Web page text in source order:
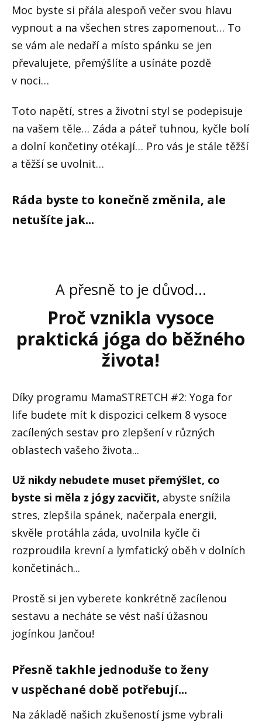
Moc byste si přála alespoň večer svou hlavu
vypnout a na všechen stres zapomenout… To
se vám ale nedaří a místo spánku se jen
převalujete, přemýšlíte a usínáte pozdě
v noci…
Toto napětí, stres a životní styl se podepisuje
na vašem těle… Záda a páteř tuhnou, kyčle bolí
a dolní končetiny otékají… Pro vás je stále těžší
a těžší se uvolnit…
Ráda byste to konečně změnila, ale
netušíte jak...
A přesně to je důvod...
Proč vznikla vysoce
praktická jóga do běžného
života!
Díky programu MamaSTRETCH #2: Yoga for
life budete mít k dispozici celkem 8 vysoce
zacílených sestav pro zlepšení v různých
oblastech vašeho života...
Už nikdy nebudete muset přemýšlet, co
byste si měla z jógy zacvičit, abyste snížila
stres, zlepšila spánek, načerpala energii,
skvěle protáhla záda, uvolnila kyčle či
rozproudila krevní a lymfatický oběh v dolních
končetinách...
Prostě si jen vyberete konkrétně zacílenou
sestavu a necháte se vést naší úžasnou
jogínkou Jančou!
Přesně takhle jednoduše to ženy
v uspěchané době potřebují...
Na základě našich zkušeností jsme vybrali